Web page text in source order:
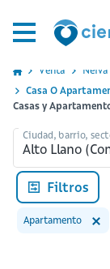
Venta Neiva
Casa O
Casas y
Ciudad, barrio,
Filtros
Apartamento